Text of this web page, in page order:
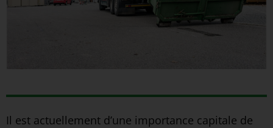
Il est actuellement d’une importance capitale de